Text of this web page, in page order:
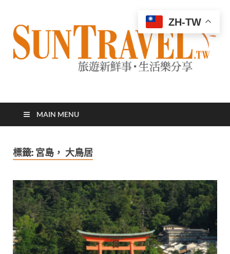
太陽網
MAIN MENU
標籤: 宮島， 大鳥居
ZH-TW